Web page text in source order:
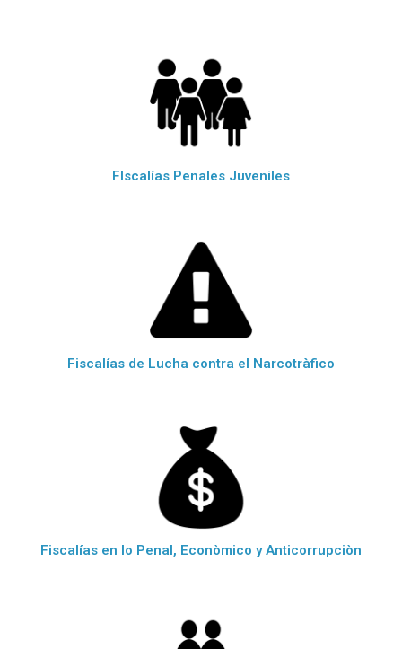
FIscalías Penales Juveniles
Fiscalías de Lucha contra el Narcotràfico
Fiscalías en lo Penal, Econòmico y Anticorrupciòn